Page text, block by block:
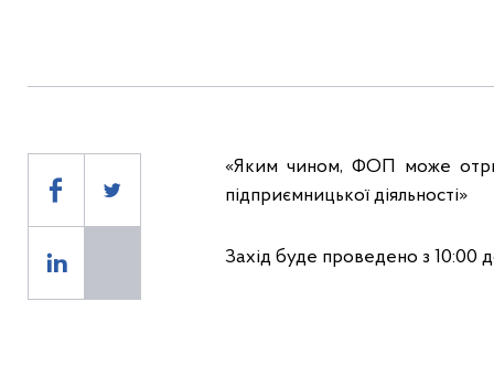
«Яким чином, ФОП може
підприємницької діяльності»
Захід буде проведено з 10:00